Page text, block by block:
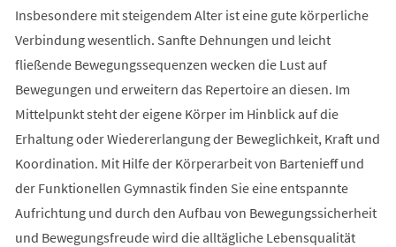
Insbesondere mit steigendem Alter ist eine gute körperliche
Verbindung wesentlich. Sanfte Dehnungen und leicht
fließende Bewegungssequenzen wecken die Lust auf
Bewegungen und erweitern das Repertoire an diesen. Im
Mittelpunkt steht der eigene Körper im Hinblick auf die
Erhaltung oder Wiedererlangung der Beweglichkeit, Kraft und
Koordination. Mit Hilfe der Körperarbeit von Bartenieff und
der Funktionellen Gymnastik finden Sie eine entspannte
Aufrichtung und durch den Aufbau von Bewegungssicherheit
und Bewegungsfreude wird die alltägliche Lebensqualität